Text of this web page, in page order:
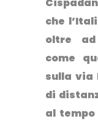
che
oltre
come
sulla via
di
al